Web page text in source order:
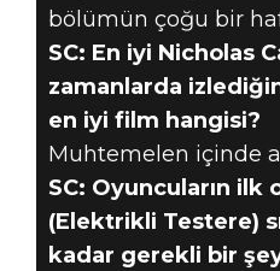
bölümün çoğu bir
SC: En iyi Nicholas
zamanlarda
en iyi film hangisi?
Muhtemelen içinde
SC: Oyuncuların ilk
(Elektrikli Testere)
kadar gerekli bir